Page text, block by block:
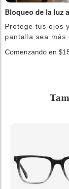
Bloqueo de la luz
Protege tus ojos
pantalla sea más
Comenzando en